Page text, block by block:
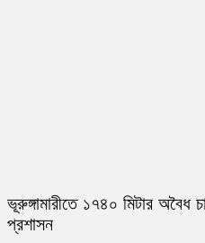
ভূরুঙ্গামারীতে ১৭৪০ মিটার অবৈধ
প্রশাসন